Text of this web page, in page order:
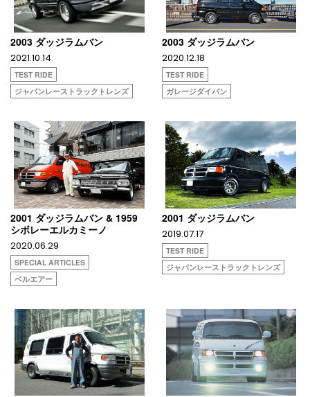
2003 ダッジラムバン
2021.10.14
TEST RIDE
ジャパンレーストラックトレンズ
2003 ダッジラムバン
2020.12.18
TEST RIDE
ガレージダイバン
2001 ダッジラムバン & 1959
シボレーエルカミーノ
2020.06.29
SPECIAL ARTICLES
ベルエアー
2001 ダッジラムバン
2019.07.17
TEST RIDE
ジャパンレーストラックトレンズ